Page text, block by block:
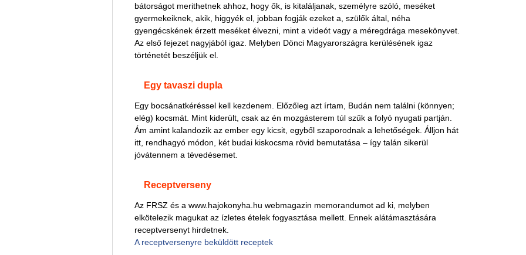
bátorságot merithetnek ahhoz, hogy ők, is kitaláljanak, személyre szóló, meséket
gyermekeiknek, akik, higgyék el, jobban fogják ezeket a, szülők által, néha
gyengécskének érzett meséket élvezni, mint a videót vagy a méregdrága mesekönyvet.
Az első fejezet nagyjából igaz. Melyben Dönci Magyarországra kerülésének igaz
történetét beszéljük el.
Egy tavaszi dupla
Egy bocsánatkéréssel kell kezdenem. Előzőleg azt írtam, Budán nem találni (könnyen;
elég) kocsmát. Mint kiderült, csak az én mozgásterem túl szűk a folyó nyugati partján.
Ám amint kalandozik az ember egy kicsit, egyből szaporodnak a lehetőségek. Álljon hát
itt, rendhagyó módon, két budai kiskocsma rövid bemutatása – így talán sikerül
jóvátennem a tévedésemet.
Receptverseny
Az FRSZ és a www.hajokonyha.hu webmagazin memorandumot ad ki, melyben
elkötelezik magukat az ízletes ételek fogyasztása mellett. Ennek alátámasztására
receptversenyt hirdetnek.
A receptversenyre beküldött receptek